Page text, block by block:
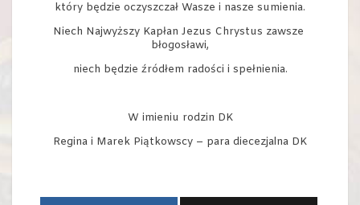
który będzie oczyszczał Wasze i nasze sumienia.
Niech Najwyższy Kapłan Jezus Chrystus zawsze
błogosławi,
niech będzie źródłem radości i spełnienia.
W imieniu rodzin DK
Regina i Marek Piątkowscy – para diecezjalna DK